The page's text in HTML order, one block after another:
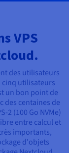
VPS
des utilisateurs
cinq utilisateurs
un bon point de
des centaines de
2 (100 Go NVMe)
entre calcul et
importants,
d'objets